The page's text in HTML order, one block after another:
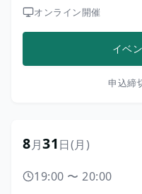
オンライン開催
イベ
申込締
8月31日(月)
19:00 〜 20:00